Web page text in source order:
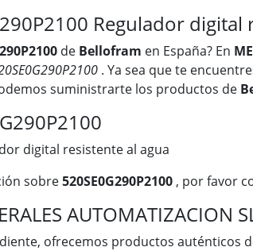
Regulador
de Bellofram en España? En
. Ya sea que te
suministrarte los productos de
digital resistente al agua
sobre520SE0G290P2100 , por favor
AUTOMATIZACION
ofrecemos productos auténticos